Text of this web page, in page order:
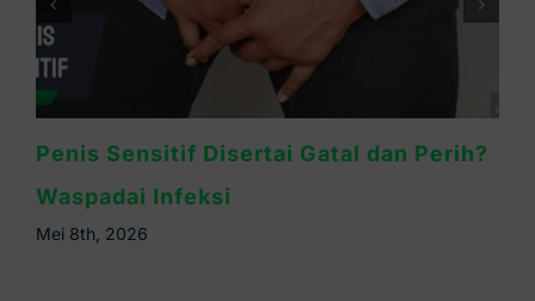
Cara Mengatasi Kelamin Pria Gatal:
Kenali Penyebab & Solusinya
Mei 6th, 2026